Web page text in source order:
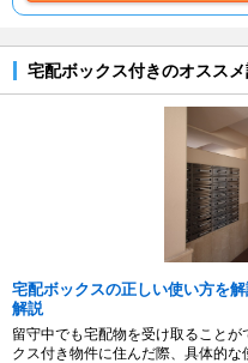
宅配ボックス付きのオスス
宅配ボックスの正しい使い方を
解説
留守中でも宅配物を受け取ること
クス付き物件に住んだ際、具体的